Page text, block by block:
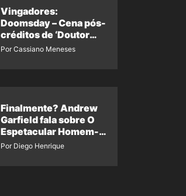
Vingadores:
Doomsday – Cena pós-
créditos de ‘Doutor
Destino’ é revelada
Por Cassiano Meneses
Finalmente? Andrew
Garfield fala sobre O
Espetacular Homem-
Aranha 3
Por Diego Henrique